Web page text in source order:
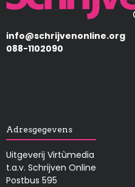
info@schrijvenonline.org
088-1102090
Adresgegevens
Uitgeverij Virtùmedia
t.a.v. Schrijven Online
Postbus 595